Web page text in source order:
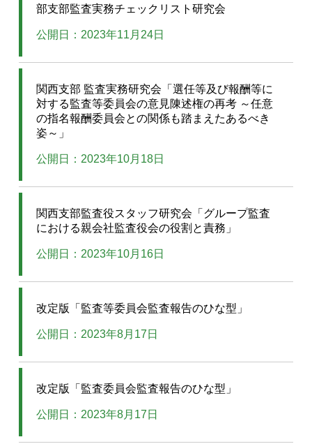
部支部監査実務チェックリスト研究会
公開日：2023年11月24日
関西支部 監査実務研究会「選任等及び報酬等に
対する監査等委員会の意見陳述権の再考 ～任意
の指名報酬委員会との関係も踏まえたあるべき
姿～」
公開日：2023年10月18日
関西支部監査役スタッフ研究会「グループ監査
における親会社監査役会の役割と責務」
公開日：2023年10月16日
改定版「監査等委員会監査報告のひな型」
公開日：2023年8月17日
改定版「監査委員会監査報告のひな型」
公開日：2023年8月17日